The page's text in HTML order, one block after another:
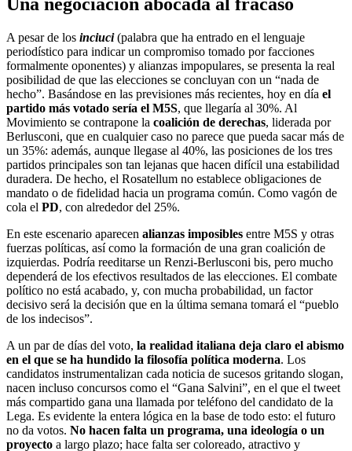
A pesar de los inciuci(palabra que ha entrado en el lenguaje
periodístico para indicar un compromiso tomado por facciones
formalmente oponentes) y alianzas impopulares, se presenta la real
posibilidad de que las elecciones se concluyan con un “nada de
hecho”. Basándose en las previsiones más recientes, hoy en día el
partido más votado sería el M5S, que llegaría al 30%. Al
Movimiento se contrapone la coalición de derechas, liderada por
Berlusconi, que en cualquier caso no parece que pueda sacar más de
un 35%: además, aunque llegase al 40%, las posiciones de los tres
partidos principales son tan lejanas que hacen difícil una estabilidad
duradera. De hecho, el Rosatellum no establece obligaciones de
mandato o de fidelidad hacia un programa común. Como vagón de
cola el PD, con alrededor del 25%.
En este escenario aparecen alianzas imposibles entre M5S y otras
fuerzas políticas, así como la formación de una gran coalición de
izquierdas. Podría reeditarse un Renzi-Berlusconi bis, pero mucho
dependerá de los efectivos resultados de las elecciones. El combate
político no está acabado, y, con mucha probabilidad, un factor
decisivo será la decisión que en la última semana tomará el “pueblo
de los indecisos”.
A un par de días del voto, la realidad italiana deja claro el abismo
en el que se ha hundido la filosofía política moderna. Los
candidatos instrumentalizan cada noticia de sucesos gritando slogan,
nacen incluso concursos como el “Gana Salvini”, en el que el tweet
más compartido gana una llamada por teléfono del candidato de la
Lega. Es evidente la entera lógica en la base de todo esto: el futuro
no da votos. No hacen falta un programa, una ideología o un
proyecto a largo plazo; hace falta ser coloreado, atractivo y